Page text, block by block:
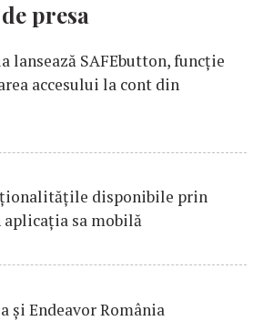
presa
lansează SAFEbutton, funcţie
accesului la cont din
disponibile prin
aplicaţia sa mobilă
şi Endeavor România